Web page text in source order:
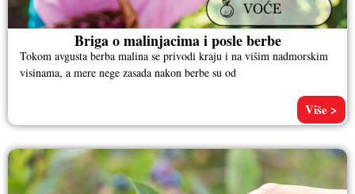
Briga o malinjacima i posle berbe
Tokom avgusta berba malina se privodi kraju i na višim nadmorskim
visinama, a mere nege zasada nakon berbe su od
Više >